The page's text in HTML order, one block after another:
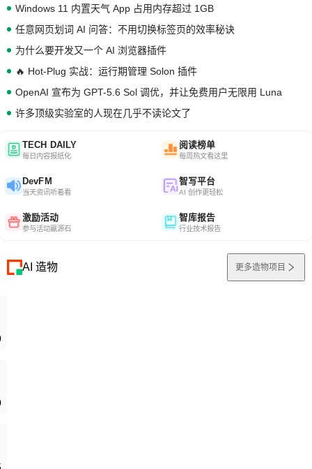
Windows 11 内置天气 App 占用内存超过 1GB
任意网页划词 AI 问答：不用切换标签页的效率秘诀
为什么要开发又一个 AI 浏览器插件
🔥 Hot-Plug 实战：运行期管理 Solon 插件
OpenAI 宣布为 GPT-5.6 Sol 调优，并让免费用户无限用 Luna
许多顶级实验室的人现在几乎不读论文了
TECH DAILY
每日内容报纸化
阅读榜单
每周热文看这里
DevFM
当天资讯听着看
智写平台
AI 创作更轻松
激励活动
参与活动赢源石
智库报告
行业技术报告
AI 造物 更多造物项目